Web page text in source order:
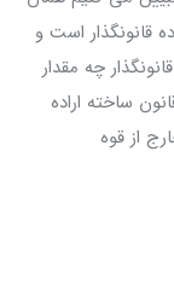
قانونگذار است و
چه مقدار
ساخته اراده
از قوه